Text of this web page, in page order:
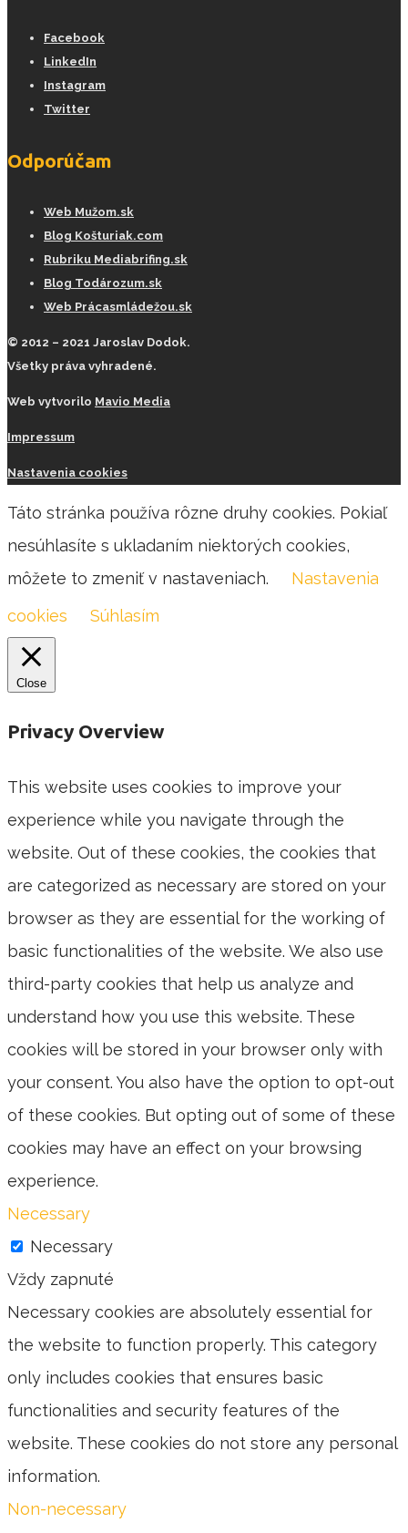
Facebook
LinkedIn
Instagram
Twitter
Odporúčam
Web Mužom.sk
Blog Košturiak.com
Rubriku Mediabrifing.sk
Blog Todározum.sk
Web Prácasmládežou.sk
© 2012 – 2021 Jaroslav Dodok.
Všetky práva vyhradené.
Web vytvorilo Mavio Media
Impressum
Nastavenia cookies
Táto stránka používa rôzne druhy cookies. Pokiaľ
nesúhlasíte s ukladaním niektorých cookies,
môžete to zmeniť v nastaveniach.
Nastavenia
cookies
Súhlasím
Close
Privacy Overview
This website uses cookies to improve your
experience while you navigate through the
website. Out of these cookies, the cookies that
are categorized as necessary are stored on your
browser as they are essential for the working of
basic functionalities of the website. We also use
third-party cookies that help us analyze and
understand how you use this website. These
cookies will be stored in your browser only with
your consent. You also have the option to opt-out
of these cookies. But opting out of some of these
cookies may have an effect on your browsing
experience.
Necessary
Necessary
Vždy zapnuté
Necessary cookies are absolutely essential for
the website to function properly. This category
only includes cookies that ensures basic
functionalities and security features of the
website. These cookies do not store any personal
information.
Non-necessary